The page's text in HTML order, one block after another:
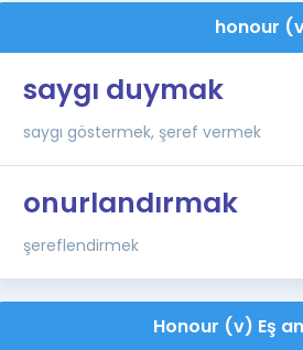
honour
saygı duymak
saygı göstermek, şeref vermek
onurlandırmak
şereflendirmek
Honour (v) Eş